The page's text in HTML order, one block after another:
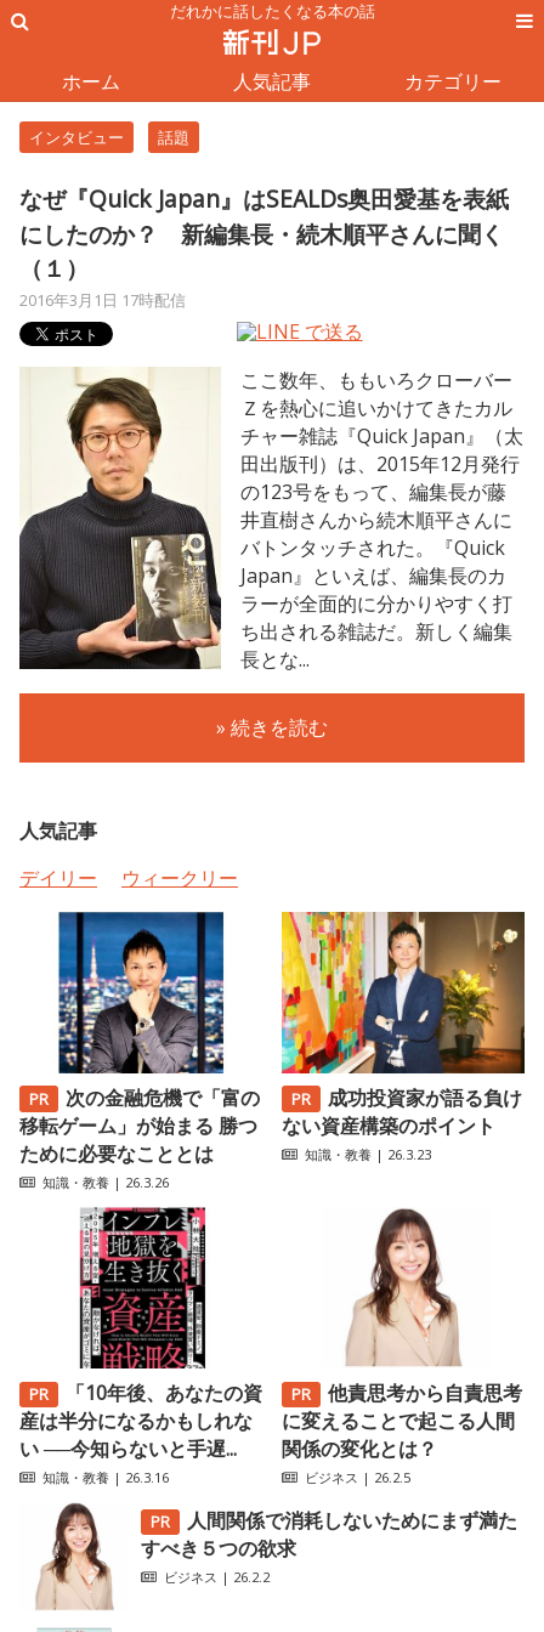
だれかに話したくなる本の話
ホーム 人気記事 カテゴリー
インタビュー 話題
なぜ『Quick Japan』はSEALDs奥田愛基を表紙
にしたのか？ 新編集長・続木順平さんに聞く
（１）
2016年3月1日 17時配信
ここ数年、ももいろクローバー
Ｚを熱心に追いかけてきたカル
チャー雑誌『Quick Japan』（太
田出版刊）は、2015年12月発行
の123号をもって、編集長が藤
井直樹さんから続木順平さんに
バトンタッチされた。『Quick
Japan』といえば、編集長のカ
ラーが全面的に分かりやすく打
ち出される雑誌だ。新しく編集
長とな...
» 続きを読む
人気記事
デイリー
ウィークリー
次の金融危機で「富の
移転ゲーム」が始まる 勝つ
ために必要なこととは
知識・教養 | 26.3.26
成功投資家が語る負け
ない資産構築のポイント
知識・教養 | 26.3.23
「10年後、あなたの資
産は半分になるかもしれな
い ──今知らないと手遅...
知識・教養 | 26.3.16
他責思考から自責思考
に変えることで起こる人間
関係の変化とは？
ビジネス | 26.2.5
人間関係で消耗しないためにまず満た
すべき５つの欲求
ビジネス | 26.2.2